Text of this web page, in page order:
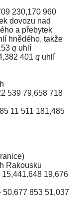
230,170 960
dovozu nad
a přebytek
hnědého, takže
q uhlí
401 q uhlí
539 79,658 718
11 511 181,485
Rakousku
19,676
50,677 853 51,037